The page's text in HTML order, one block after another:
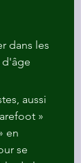
dans les
aussi
»
en
se